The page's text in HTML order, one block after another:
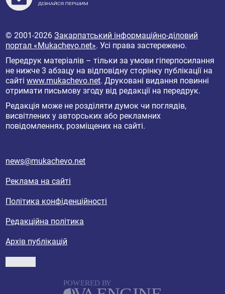
© 2001-2026Закарпатський інформаційно-діловий
портал «Mukachevo.net». Усі права застережено.
Передрук матеріалів – тільки за умови гіперпосилання
не нижче 3 абзацу на відповідну сторінку публікації на
сайтіwww.mukachevo.net. Друковані видання повинні
отримати письмову згоду від редакції на передрук.
Редакція може не розділяти думок чи поглядів,
висвітлених у авторських або рекламних
повідомленнях, розміщених на сайті.
news@mukachevo.net
Реклама на сайті
Політика конфіденційності
Редакційна політика
Архів публікацій